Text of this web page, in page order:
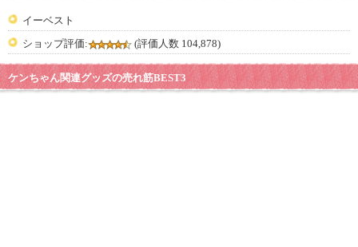
イーベスト
ショップ評価:
(評価人数 104,878)
ケンちゃん関連グッズの売れ筋BEST3